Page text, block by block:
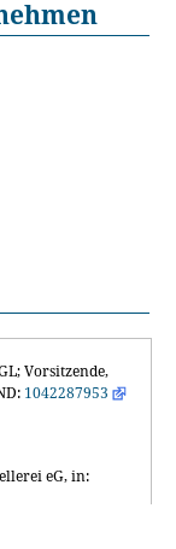
Vorsitzende,
1042287953
eG, in: